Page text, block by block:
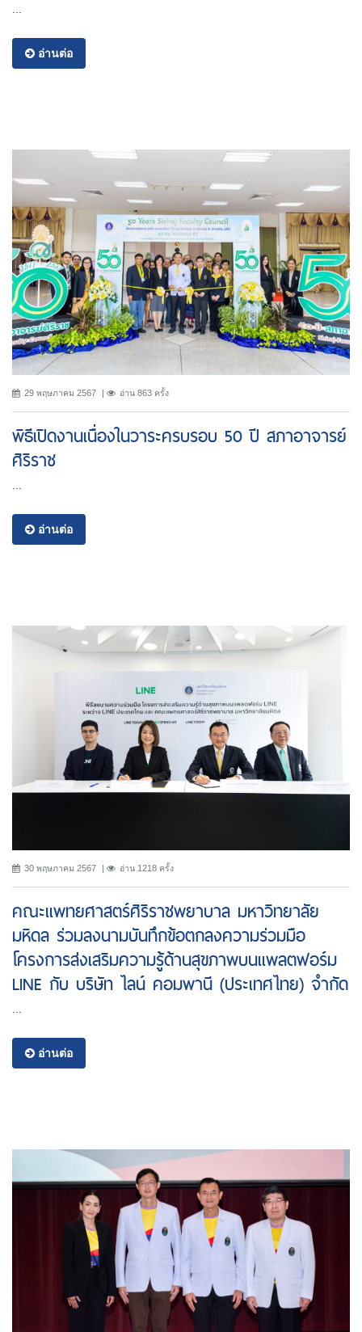
อ่านต่อ
29 พฤษภาคม 2567 อ่าน 863 ครั้ง
พิธีเปิดงานเนื่องในวาระครบรอบ 50 ปี สภาอาจารย์
ศิริราช
อ่านต่อ
30 พฤษภาคม 2567 อ่าน 1218 ครั้ง
คณะแพทยศาสตร์ศิริราชพยาบาล มหาวิทยาลัย
มหิดล ร่วมลงนามบันทึกข้อตกลงความร่วมมือ
โครงการส่งเสริมความรู้ด้านสุขภาพบนแพลตฟอร์ม
LINE กับ บริษัท ไลน์ คอมพานี (ประเทศไทย) จํากัด
...
อ่านต่อ